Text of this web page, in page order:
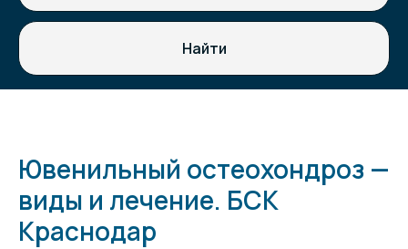
Найти
Ювенильный остеохондроз —
виды и лечение. БСК
Краснодар